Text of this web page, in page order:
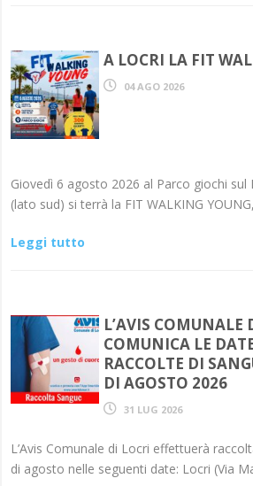
A LOCRI LA FIT
04 AGO 2026
Giovedì 6 agosto 2026 al Parco giochi sul
(lato sud) si terrà la FIT WALKING
Leggi tutto
L’AVIS COMUNALE
COMUNICA LE
RACCOLTE DI
DI AGOSTO 2026
31 LUG 2026
L’Avis Comunale di Locri effettuerà
di agosto nelle seguenti date: Locri (Via